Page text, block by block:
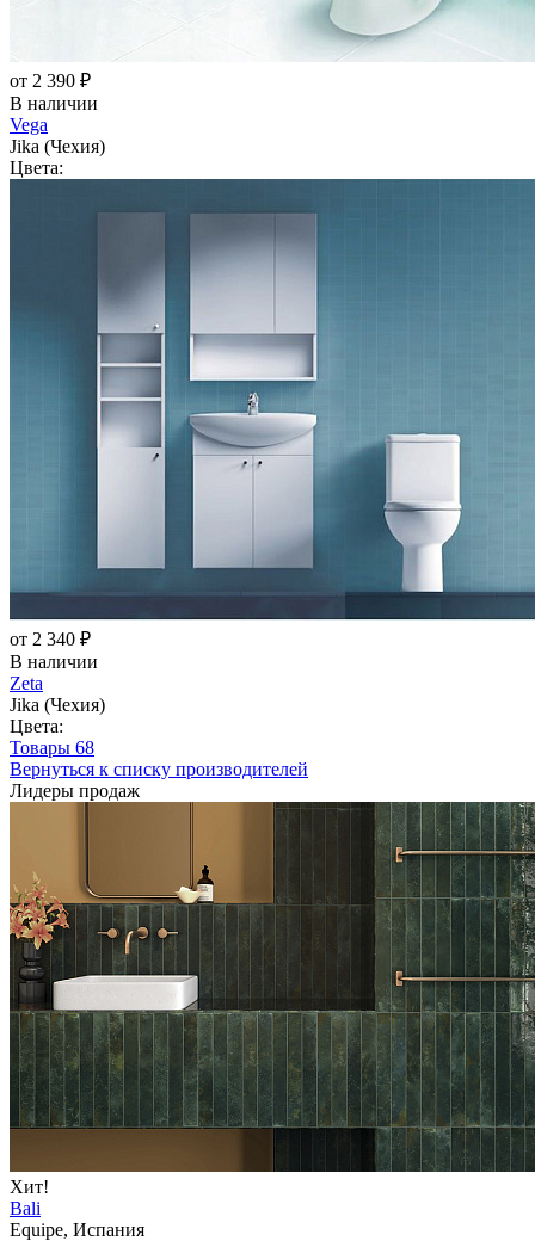
от 2 390 ₽
В наличии
Vega
Jika (Чехия)
Цвета:
от 2 340 ₽
В наличии
Zeta
Jika (Чехия)
Цвета:
Товары 68
Вернуться к списку производителей
Лидеры продаж
Хит!
Bali
Equipe, Испания